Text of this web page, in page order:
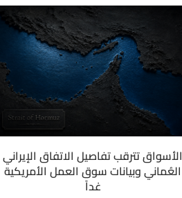
الأسواق تترقب تفاصيل الاتفاق الإيراني
العُماني وبيانات سوق العمل الأمريكية
غداً